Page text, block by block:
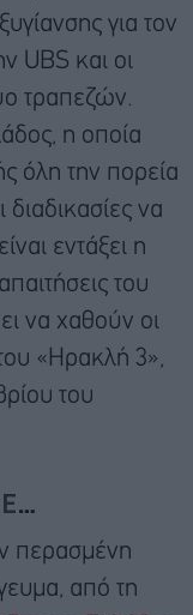
για τον
UBS και οι
τραπεζών.
η οποία
όλη την πορεία
να
εντάξει η
του
να χαθούν οι
«Ηρακλή 3»,
του
…
περασμένη
από τη